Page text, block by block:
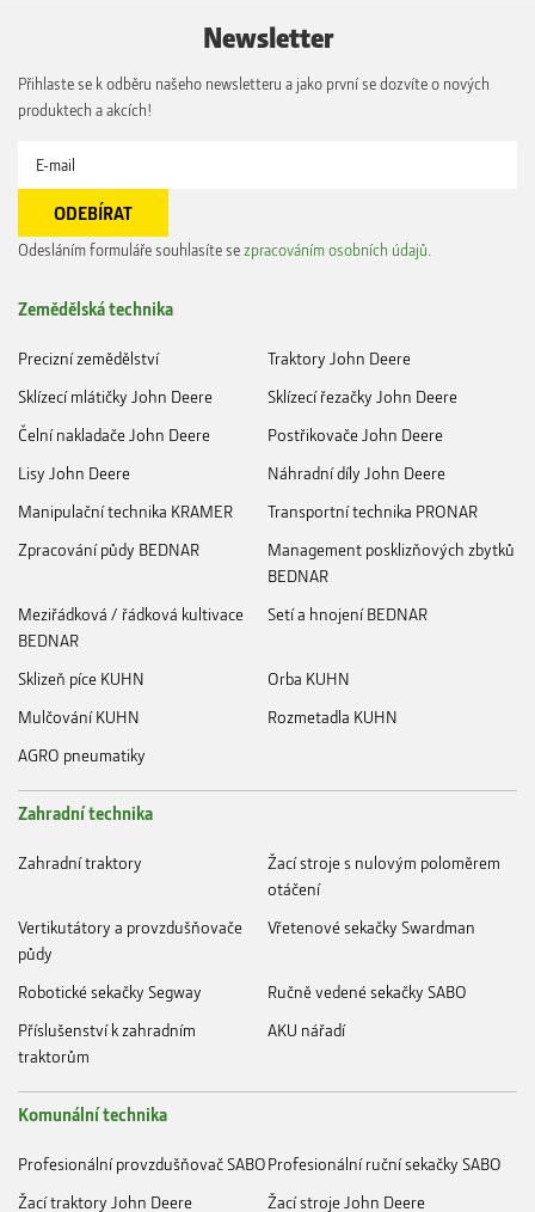
Newsletter
Přihlaste se k odběru našeho newsletteru a jako první se dozvíte o nových
produktech a akcích!
Odesláním formuláře souhlasíte sezpracováním osobních údajů
Zemědělská technika
Precizní zemědělství
Traktory John Deere
Sklízecí mlátičky John Deere
Sklízecí řezačky John Deere
Čelní nakladače John Deere
Postřikovače John Deere
Lisy John Deere
Náhradní díly John Deere
Manipulační technika KRAMER
Transportní technika PRONAR
Zpracování půdy BEDNAR
Management posklizňových zbytků
BEDNAR
Meziřádková / řádková kultivace
BEDNAR
Setí a hnojení BEDNAR
Sklizeň píce KUHN
Orba KUHN
Mulčování KUHN
Rozmetadla KUHN
AGRO pneumatiky
Zahradní technika
Zahradní traktory
Žací stroje s nulovým poloměrem
otáčení
Vertikutátory a provzdušňovače
půdy
Vřetenové sekačky Swardman
Robotické sekačky Segway
Ručně vedené sekačky SABO
Příslušenství k zahradním
traktorům
AKU nářadí
Komunální technika
Profesionální provzdušňovač SABOProfesionální ruční sekačky SABO
Žací traktory John Deere
Žací stroje John Deere